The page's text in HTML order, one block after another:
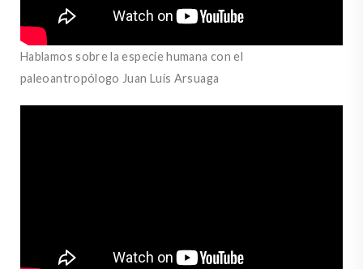
Hablamos sobre la especie humana con el
paleoantropólogo Juan Luís Arsuaga